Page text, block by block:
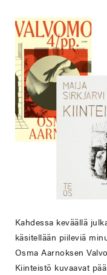
Kahdessa keväällä
käsitellään piileviä
Osma Aarnoksen
Kiinteistö kuvaavat